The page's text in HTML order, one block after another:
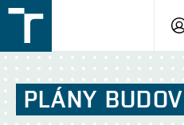
v
Brně
PLÁNY BUDOV